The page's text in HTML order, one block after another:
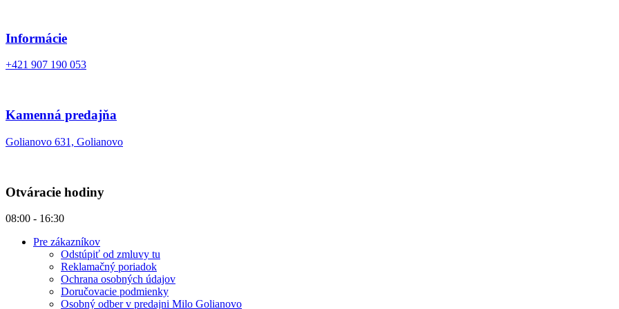
Informácie
+421 907 190 053
Kamenná predajňa
Golianovo 631, Golianovo
Otváracie hodiny
08:00 - 16:30
Pre zákazníkov
Odstúpiť od zmluvy tu
Reklamačný poriadok
Ochrana osobných údajov
Doručovacie podmienky
Osobný odber v predajni Milo Golianovo